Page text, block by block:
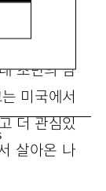
에 미국으
초반의 남
미국에서
더 관심있
살아온 나